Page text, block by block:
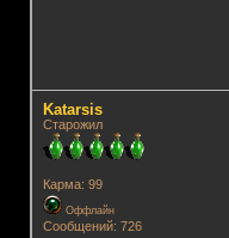
Katarsis
Старожил
Карма: 99
Оффлайн
Сообщений: 726